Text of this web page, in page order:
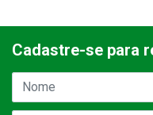
Cadastre-se para